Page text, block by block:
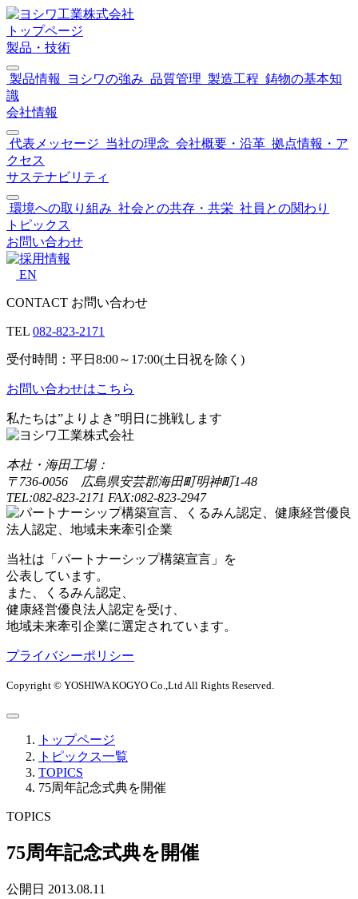
トップページ
製品・技術
製品情報 ヨシワの強み 品質管理 製造工程 鋳物の基本知
識
会社情報
代表メッセージ 当社の理念 会社概要・沿革 拠点情報・ア
クセス
サステナビリティ
環境への取り組み 社会との共存・共栄 社員との関わり
トピックス
お問い合わせ
EN
CONTACT お問い合わせ
TEL 082-823-2171
受付時間：平日8:00～17:00(土日祝を除く)
お問い合わせはこちら
私たちは”よりよき”明日に挑戦します
本社・海田工場：
〒736-0056 広島県安芸郡海田町明神町1-48
TEL:082-823-2171 FAX:082-823-2947
当社は「パートナーシップ構築宣言」を
公表しています。
また、くるみん認定、
健康経営優良法人認定を受け、
地域未来牽引企業に選定されています。
プライバシーポリシー
Copyright © YOSHIWA KOGYO Co.,Ltd All Rights Reserved.
トップページ
トピックス一覧
TOPICS
75周年記念式典を開催
TOPICS
75周年記念式典を開催
公開日 2013.08.11